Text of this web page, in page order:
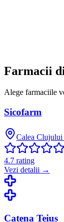
Farmacii
Alege farmaciile
Sicofarm
Calea Clujului
4.7 rating
Vezi detalii →
Catena Teius